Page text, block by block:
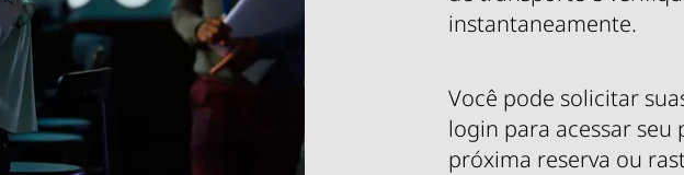
instantaneamente.
Você pode solicitar
login para acessar seu
próxima reserva ou